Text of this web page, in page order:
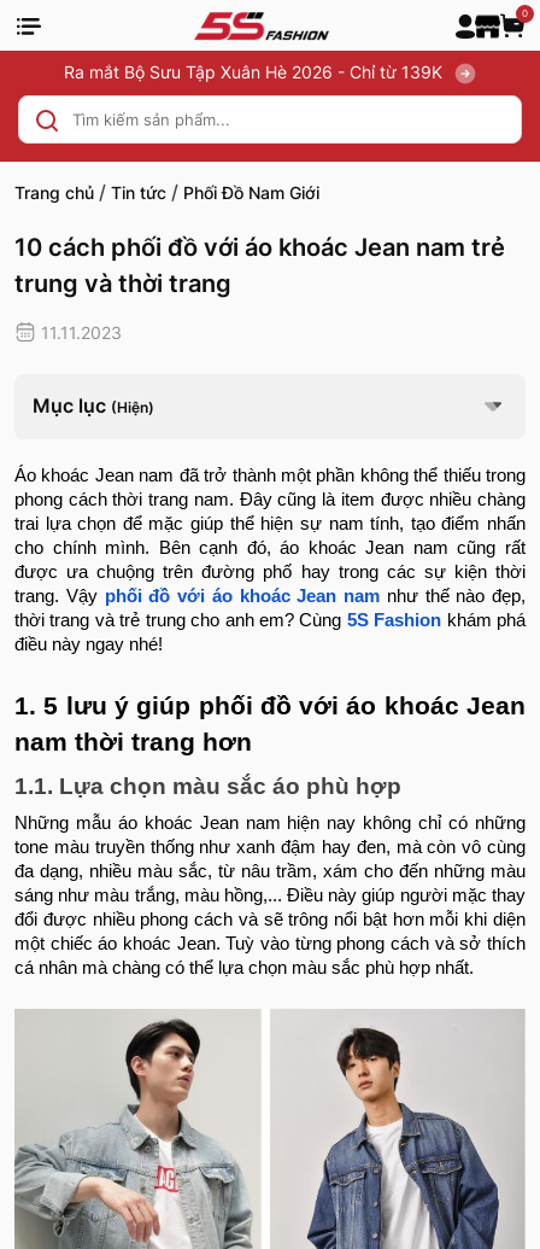
0
Ra mắt Bộ Sưu Tập Xuân Hè 2026 - Chỉ từ 139K
Trang chủ / Tin tức / Phối Đồ Nam Giới
10 cách phối đồ với áo khoác Jean nam trẻ
trung và thời trang
11.11.2023
Mục lục (Hiện)
Áo khoác Jean nam đã trở thành một phần không thể thiếu trong
phong cách thời trang nam. Đây cũng là item được nhiều chàng
trai lựa chọn để mặc giúp thể hiện sự nam tính, tạo điểm nhấn
cho chính mình. Bên cạnh đó, áo khoác Jean nam cũng rất
được ưa chuộng trên đường phố hay trong các sự kiện thời
trang. Vậy phối đồ với áo khoác Jean nam như thế nào đẹp,
thời trang và trẻ trung cho anh em? Cùng 5S Fashion khám phá
điều này ngay nhé!
1. 5 lưu ý giúp phối đồ với áo khoác Jean
nam thời trang hơn
1.1. Lựa chọn màu sắc áo phù hợp
Những mẫu áo khoác Jean nam hiện nay không chỉ có những
tone màu truyền thống như xanh đậm hay đen, mà còn vô cùng
đa dạng, nhiều màu sắc, từ nâu trầm, xám cho đến những màu
sáng như màu trắng, màu hồng,... Điều này giúp người mặc thay
đổi được nhiều phong cách và sẽ trông nổi bật hơn mỗi khi diện
một chiếc áo khoác Jean. Tuỳ vào từng phong cách và sở thích
cá nhân mà chàng có thể lựa chọn màu sắc phù hợp nhất.